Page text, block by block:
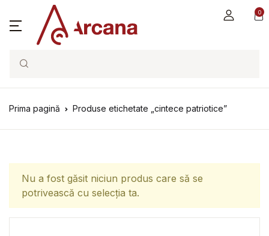
0
Search
Prima pagină Produse etichetate „cintece patriotice”
Nu a fost găsit niciun produs care să se
potrivească cu selecția ta.